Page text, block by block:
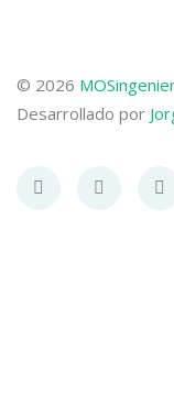
© 2026
Desarrollado por